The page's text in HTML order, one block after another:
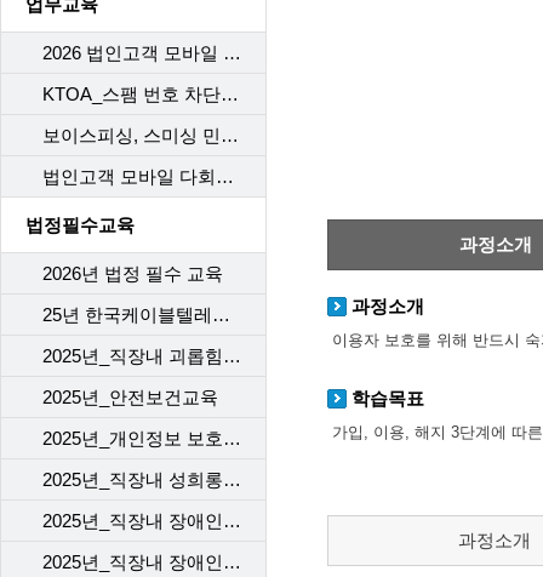
업무교육
2026 법인고객 모바일 다회선 구비서류
KTOA_스팸 번호 차단 시스템
보이스피싱, 스미싱 민원 응대 Process
법인고객 모바일 다회선 가이드라인 개정
법정필수교육
2026년 법정 필수 교육
25년 한국케이블텔레콤 (개인)정보보호교육
2025년_직장내 괴롭힘 예방
2025년_안전보건교육
2025년_개인정보 보호 교육
2025년_직장내 성희롱 예방 교육
2025년_직장내 장애인 인식 개선 교육_1차
2025년_직장내 장애인 인식 개선 교육_2차
과정소개
과정소개
이용자 보호를 위해 반드시
학습목표
가입, 이용, 해지 3단계에 따
과정소개